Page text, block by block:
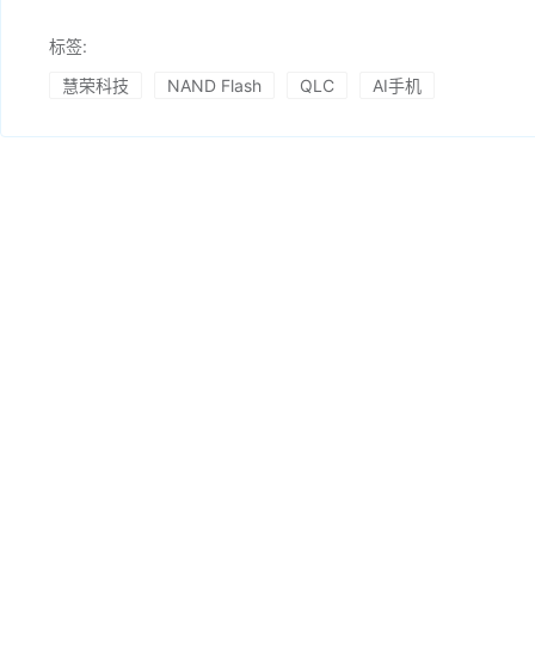
标签:
慧荣科技
NAND Flash QLC AI手机